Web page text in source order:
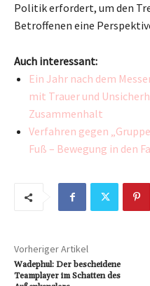
Politik erfordert, um den
Betroffenen eine
Auch interessant:
Ein Jahr nach dem
mit Trauer und
Zusammenhalt
Verfahren gegen
Fuß – Bewegung in den
Vorheriger Artikel
Wadephul: Der bescheidene
Teamplayer im Schatten des